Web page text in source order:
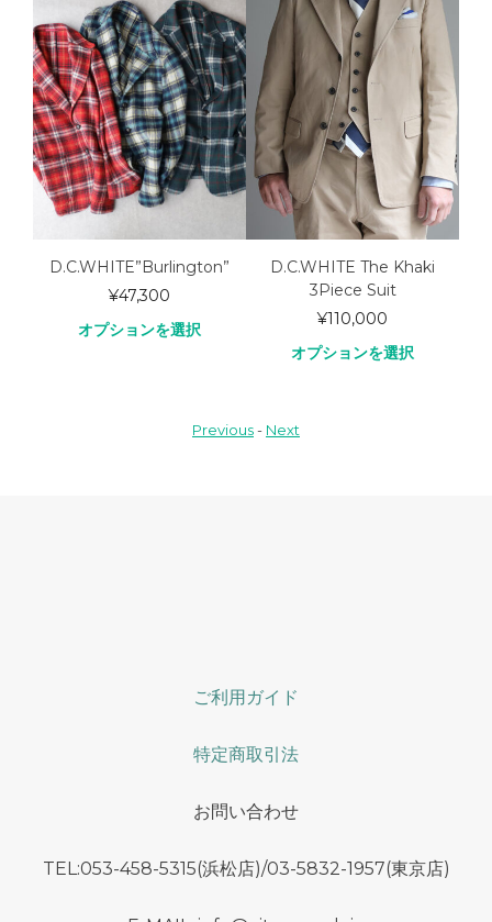
D.C.WHITE”Burlington”
¥47,300
オプションを選択
D.C.WHITE The Khaki
3Piece Suit
¥110,000
オプションを選択
Previous- Next
ご利用ガイド
特定商取引法
お問い合わせ
TEL:053-458-5315(浜松店)/03-5832-1957(東京店)